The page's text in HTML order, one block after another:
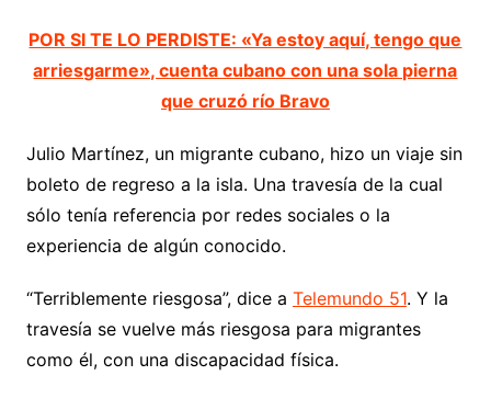
POR SI TE LO PERDISTE: «Ya estoy aquí, tengo que
arriesgarme», cuenta cubano con una sola pierna
que cruzó río Bravo
Julio Martínez, un migrante cubano, hizo un viaje sin
boleto de regreso a la isla. Una travesía de la cual
sólo tenía referencia por redes sociales o la
experiencia de algún conocido.
“Terriblemente riesgosa”, dice a Telemundo 51. Y la
travesía se vuelve más riesgosa para migrantes
como él, con una discapacidad física.